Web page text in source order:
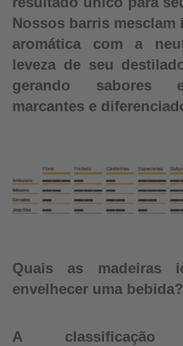
Nossos barris mesclam
aromática com a
leveza de seu
gerando sabores
marcantes e
Quais as madeiras
envelhecer uma bebida?
A classificação